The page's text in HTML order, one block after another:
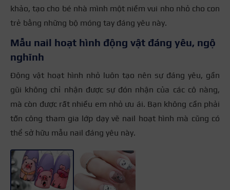
khảo, tạo cho bé nhà mình một niềm vui nho nhỏ cho con
trẻ bằng những bộ móng tay đáng yêu này.
Mẫu nail hoạt hình động vật đáng yêu, ngộ
nghĩnh
Động vật hoạt hình nhỏ luôn tạo nên sự đáng yêu, gần
gũi không chỉ nhận được sự đón nhận của các cô nàng,
mà còn được rất nhiều em nhỏ ưu ái. Bạn không cần phải
tốn công tham gia lớp dạy vẽ nail hoạt hình mà cũng có
thể sở hữu mẫu nail đáng yêu này.